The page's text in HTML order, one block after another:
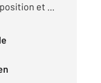
et ...